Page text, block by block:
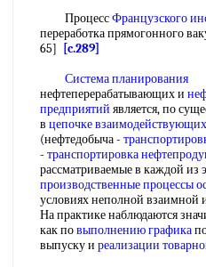
ПроцессФранцузского
переработка прямогонного
65]
[c.289]
Система планирования
нефтеперерабатывающих и
предприятий является, по
в цепочке взаимодействующих
(нефтедобыча -
- транспортировка
рассматриваемые в каждой из
производственныепроцессы
условиях неполной взаимной
На практике наблюдаются
как повыполнению графика
выпуску и реализации